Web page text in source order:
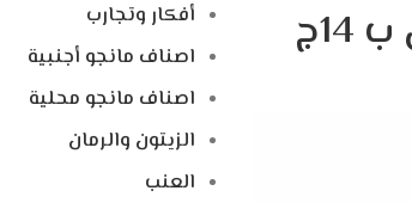
أفكار وتجارب
اصناف مانجو أجنبية
اصناف مانجو محلية
الزيتون والرمان
العنب